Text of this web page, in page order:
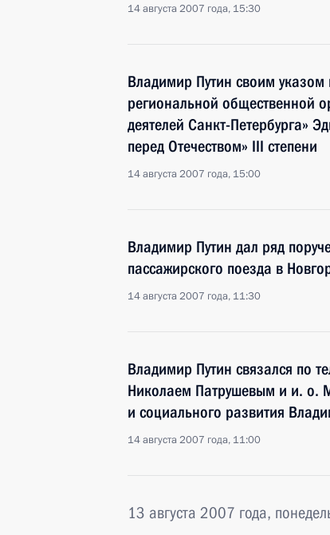
14 августа 2007 года, 15:30
Владимир Путин своим указом
региональной общественной
деятелей Санкт-Петербурга»
перед Отечеством» III степени
14 августа 2007 года, 15:00
Владимир Путин дал ряд
пассажирского поезда в
14 августа 2007 года, 11:30
Владимир Путин связался по
Николаем Патрушевым и и. о.
и социального развития
14 августа 2007 года, 11:00
13 августа 2007 года,